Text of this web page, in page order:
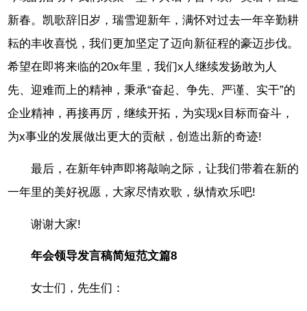
新春。凯歌辞旧岁，瑞雪迎新年，满怀对过去一年辛勤耕
耘的丰收喜悦，我们更加坚定了迈向新征程的豪迈步伐。
希望在即将来临的20x年里，我们x人继续发扬敢为人
先、迎难而上的精神，秉承“奋起、争先、严谨、实干”的
企业精神，再接再厉，继续开拓，为实现x目标而奋斗，
为x事业的发展做出更大的贡献，创造出新的奇迹!
最后，在新年钟声即将敲响之际，让我们带着在新的
一年里的美好祝愿，大家尽情欢歌，纵情欢乐吧!
谢谢大家!
年会领导发言稿简短范文篇8
女士们，先生们：